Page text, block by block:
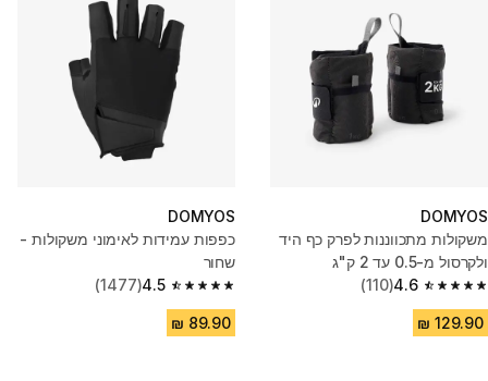
DOMYOS
משקולות מתכווננות לפרק כף היד
ולקרסול מ-0.5 עד 2 ק"ג
4.6
4.6 out of 5 stars from 110 reviews
(110)
DOMYOS
כפפות עמידות לאימוני משקולות -
שחור
4.5
4.5 out of 5 stars from 1477 reviews
(1477)